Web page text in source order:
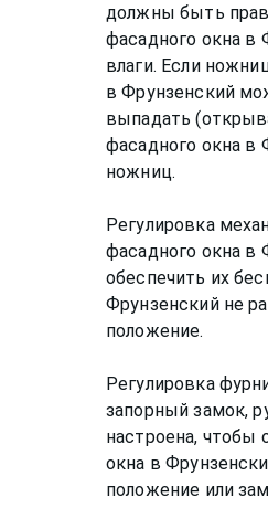
должны быть
фасадного окна в
влаги. Если
в Фрунзенский
выпадать
фасадного окна в
ножниц.
Регулировка
фасадного окна в
обеспечить их
Фрунзенский не
положение.
Регулировка
запорный замок,
настроена, чтобы
окна в
положение или